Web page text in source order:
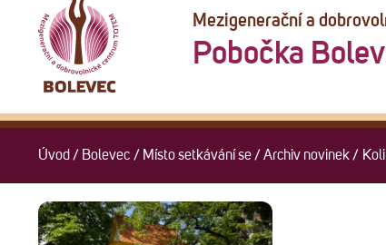
Mezigenerační a
Pobočka
Úvod / Bolevec / Místo setkávání se / Archiv novinek /